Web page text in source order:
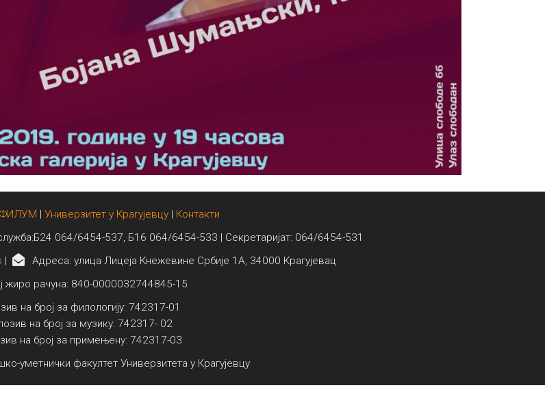
ФИЛУМ | Универзитет у Крагујевцу| Контакти
064/6454-537, Б16 064/6454-533 | Секретаријат: 064/6454-531
|
Адреса: улица Лицеја Кнежевине Србије 1А, 34000 Крагујевац
жиро рачуна: 840-0000032744845-15
на број за филологију: 742317-01
на број за музику: 742317- 02
на број за примењену: 742317-03
уметнички факултет Универзитета у Крагујевцу